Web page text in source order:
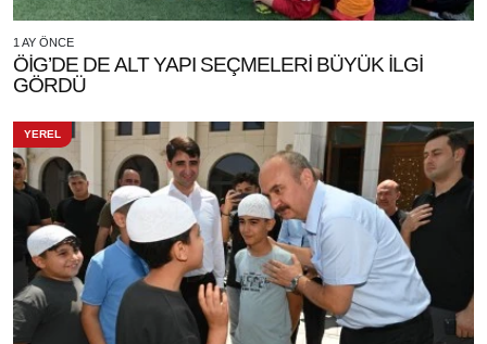
1 AY ÖNCE
ÖİG’DE DE ALT YAPI SEÇMELERİ BÜYÜK İLGİ
GÖRDÜ
YEREL